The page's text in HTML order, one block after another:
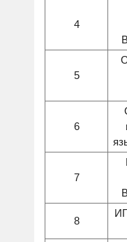
4
5
6
7
8